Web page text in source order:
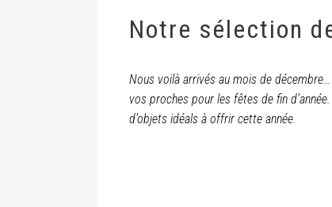
Notre sélection
Nous voilà arrivés au mois de
vos proches pour les fêtes de fin
d’objets idéals à offrir cette année.